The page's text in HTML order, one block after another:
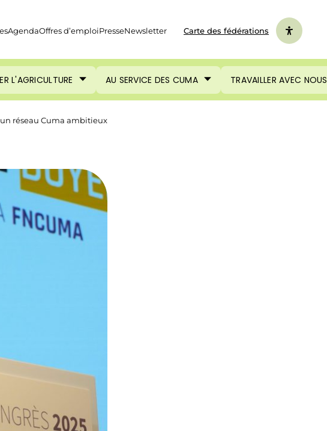
AgendaOffres d’emploiPresseNewsletter Carte des fédérations
L'AGRICULTURE AU SERVICE DES CUMA TRAVAILLER AVEC NOUS
réseau Cuma ambitieux